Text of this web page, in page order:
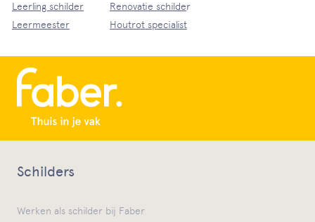
Leerling schilder
Renovatie schilder
Leermeester
Houtrot specialist
Schilders
Werken als schilder bij Faber